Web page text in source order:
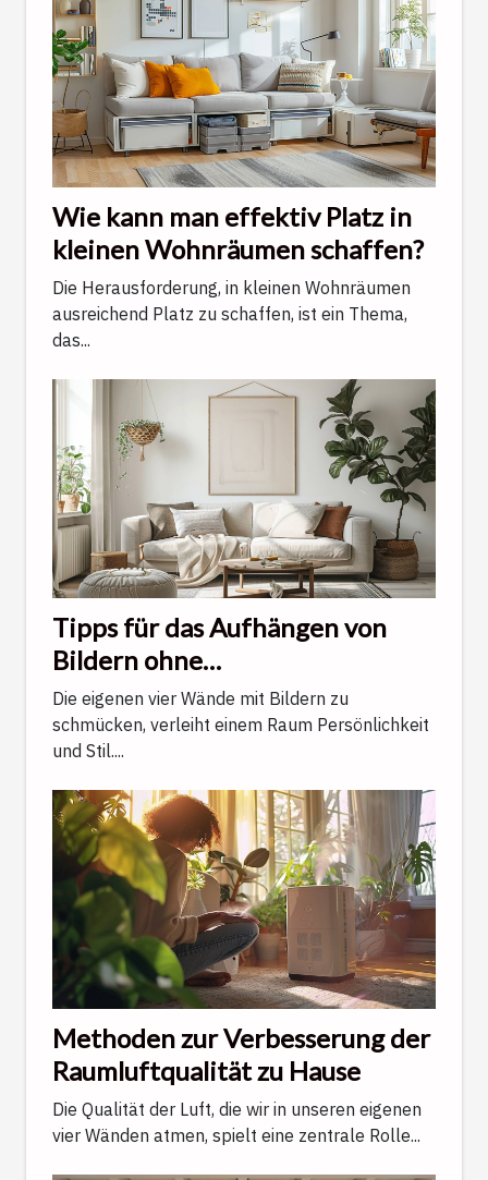
Wie kann man effektiv Platz in
kleinen Wohnräumen schaffen?
Die Herausforderung, in kleinen Wohnräumen
ausreichend Platz zu schaffen, ist ein Thema,
das...
Tipps für das Aufhängen von
Bildern ohne
Wandbeschädigung
Die eigenen vier Wände mit Bildern zu
schmücken, verleiht einem Raum Persönlichkeit
und Stil....
Methoden zur Verbesserung der
Raumluftqualität zu Hause
Die Qualität der Luft, die wir in unseren eigenen
vier Wänden atmen, spielt eine zentrale Rolle...